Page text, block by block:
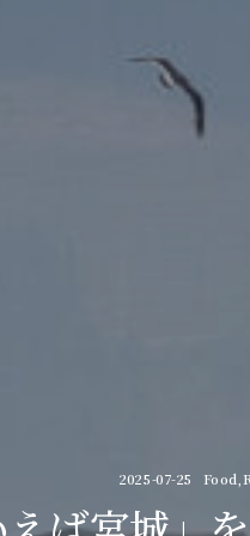
2025-07-25 Food